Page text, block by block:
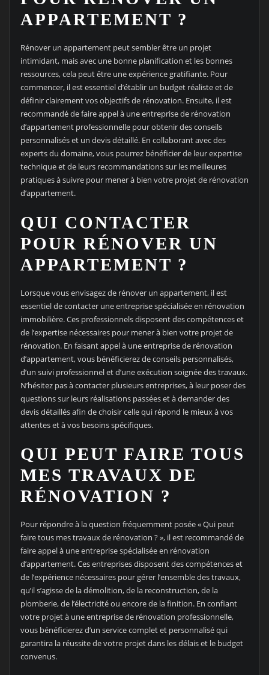
APPARTEMENT ?
Rénover un appartement peut sembler être un projet
intimidant, mais avec une bonne planification et les bonnes
ressources, cela peut être une expérience gratifiante. Pour
commencer, il est essentiel d’établir un budget réaliste et de
définir clairement vos objectifs de rénovation. Ensuite, il est
recommandé de faire appel à une entreprise de rénovation
d’appartement professionnelle pour obtenir des conseils
personnalisés et un devis détaillé. En collaborant avec des
experts du domaine, vous pourrez bénéficier de leur expertise
technique et de leurs recommandations sur les meilleures
pratiques à suivre pour mener à bien votre projet de rénovation
d’appartement.
QUI CONTACTER
POUR RÉNOVER UN
APPARTEMENT ?
Lorsque vous envisagez de rénover un appartement, il est
essentiel de contacter une entreprise spécialisée en rénovation
immobilière. Ces professionnels disposent des compétences et
de l’expertise nécessaires pour mener à bien votre projet de
rénovation. En faisant appel à une entreprise de rénovation
d’appartement, vous bénéficierez de conseils personnalisés,
d’un suivi professionnel et d’une exécution soignée des travaux.
N’hésitez pas à contacter plusieurs entreprises, à leur poser des
questions sur leurs réalisations passées et à demander des
devis détaillés afin de choisir celle qui répond le mieux à vos
attentes et à vos besoins spécifiques.
QUI PEUT FAIRE TOUS
MES TRAVAUX DE
RÉNOVATION ?
Pour répondre à la question fréquemment posée « Qui peut
faire tous mes travaux de rénovation ? », il est recommandé de
faire appel à une entreprise spécialisée en rénovation
d’appartement. Ces entreprises disposent des compétences et
de l’expérience nécessaires pour gérer l’ensemble des travaux,
qu’il s’agisse de la démolition, de la reconstruction, de la
plomberie, de l’électricité ou encore de la finition. En confiant
votre projet à une entreprise de rénovation professionnelle,
vous bénéficierez d’un service complet et personnalisé qui
garantira la réussite de votre projet dans les délais et le budget
convenus.